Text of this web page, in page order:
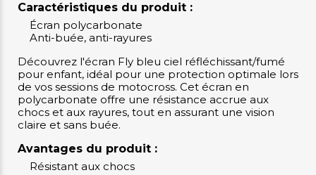
Caractéristiques du produit :
Écran polycarbonate
Anti-buée, anti-rayures
Découvrez l'écran Fly bleu ciel réfléchissant/fumé
pour enfant, idéal pour une protection optimale lors
de vos sessions de motocross. Cet écran en
polycarbonate offre une résistance accrue aux
chocs et aux rayures, tout en assurant une vision
claire et sans buée.
Avantages du produit :
Résistant aux chocs